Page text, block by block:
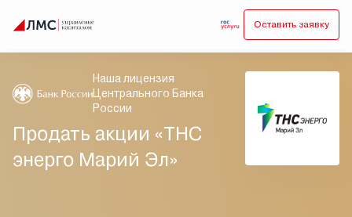
Оставить заявку
Наша лицензия
Центрального Банка
России
Продать акции «ТНС
энерго Марий Эл»